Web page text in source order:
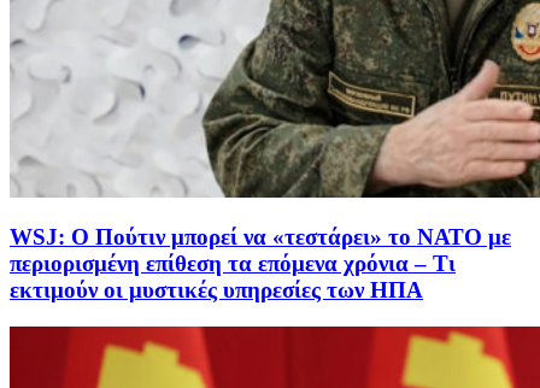
WSJ: Ο Πούτιν μπορεί να «τεστάρει» το ΝΑΤΟ με
περιορισμένη επίθεση τα επόμενα χρόνια – Τι
εκτιμούν οι μυστικές υπηρεσίες των ΗΠΑ